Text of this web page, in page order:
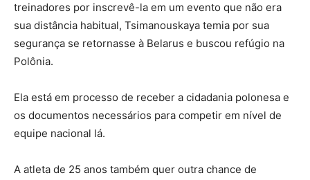
treinadores por inscrevê-la em um evento que não era
sua distância habitual, Tsimanouskaya temia por sua
segurança se retornasse à Belarus e buscou refúgio na
Polônia.
Ela está em processo de receber a cidadania polonesa e
os documentos necessários para competir em nível de
equipe nacional lá.
A atleta de 25 anos também quer outra chance de